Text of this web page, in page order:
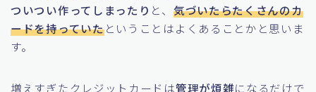
ついつい作ってしまったり と、 気づいたらたくさんのカ
ードを持っていたということはよくあることかと思いま
す。
増えすぎたクレジットカードは管理が煩雑になるだけで